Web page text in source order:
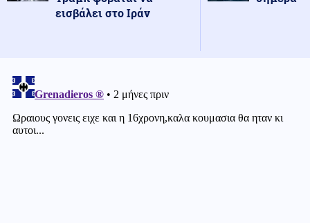
εισβάλει στο Ιράν